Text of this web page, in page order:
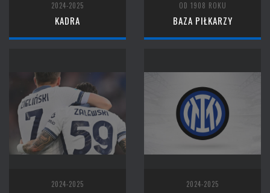
2024-2025
KADRA
OD 1908 ROKU
BAZA PIŁKARZY
2024-2025 2024-2025